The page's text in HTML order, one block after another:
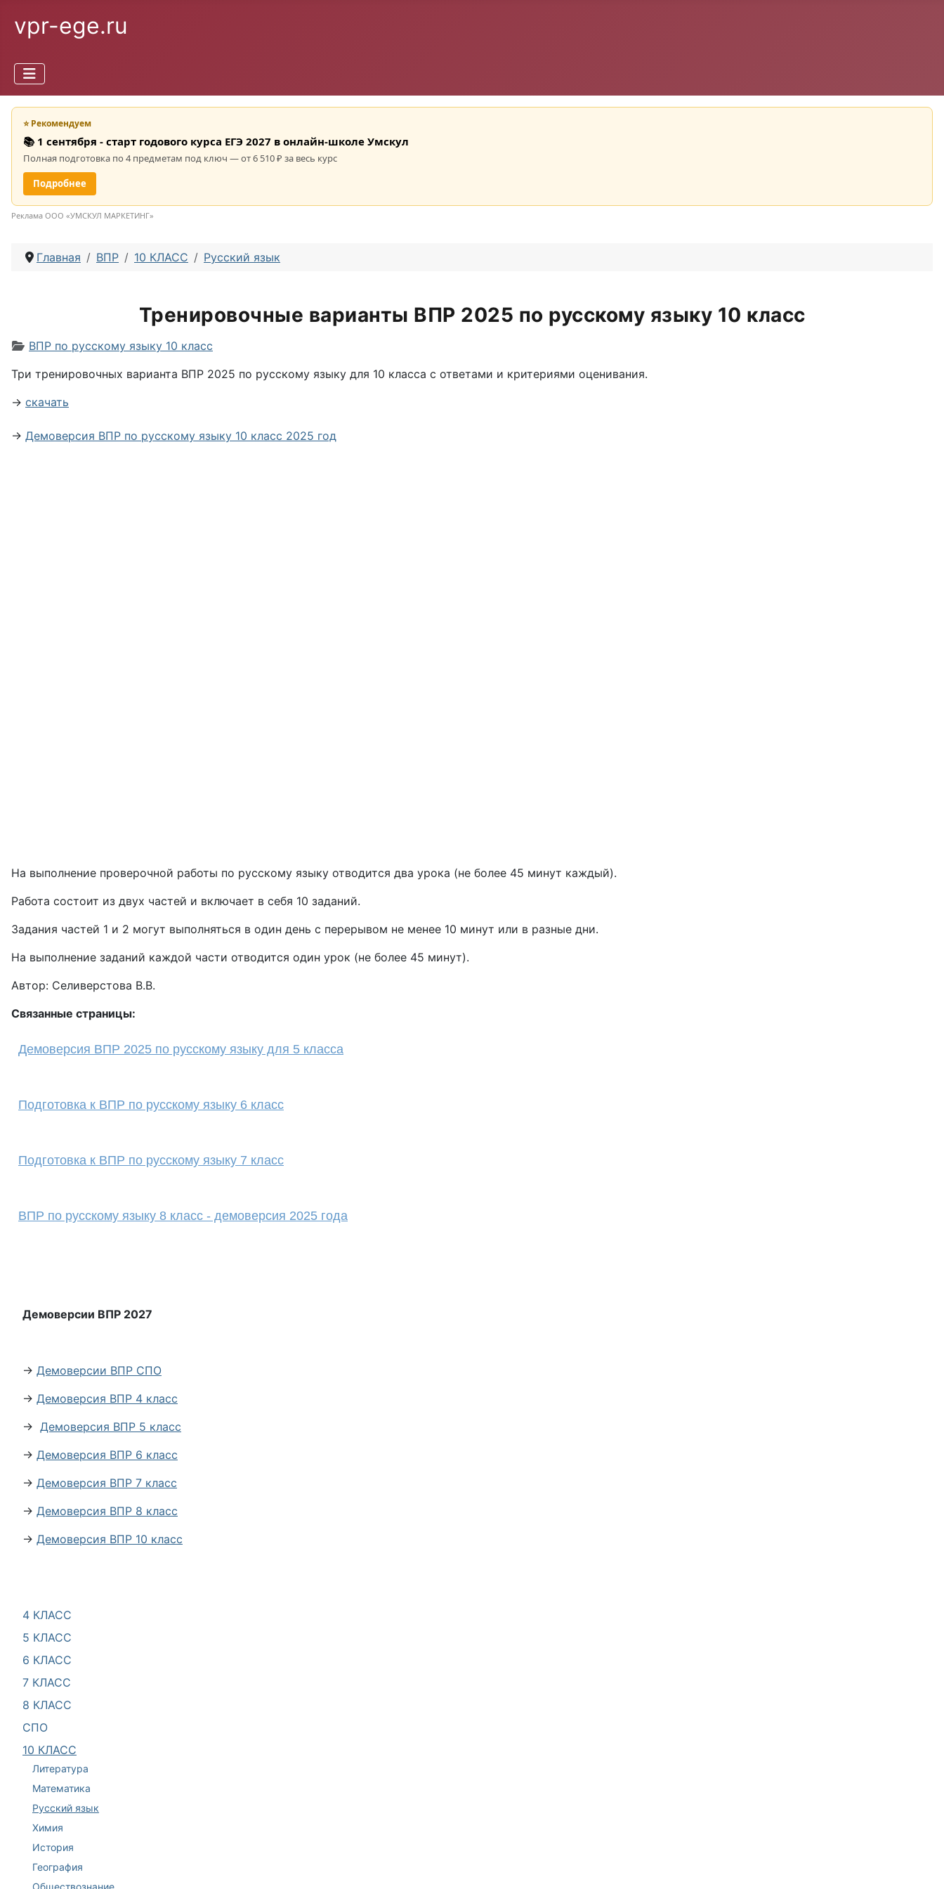
vpr-ege.ru
4 КЛАСС
5 КЛАСС
6 КЛАСС
7 КЛАСС
8 КЛАСС
СПО
10 КЛАСС
Литература
Математика
Русский язык
Химия
История
География
Обществознание
⭐ Рекомендуем
📚 1 сентября - старт годового курса ЕГЭ 2027 в онлайн-школе Умскул
Полная подготовка по 4 предметам под ключ — от 6 510 ₽ за весь курс
Подробнее
Реклама ООО «УМСКУЛ МАРКЕТИНГ»
Главная ВПР 10 КЛАСС Русский язык
Тренировочные варианты ВПР 2025 по русскому языку 10 класс
Информация о материале
ВПР по русскому языку 10 класс
Три тренировочных варианта ВПР 2025 по русскому языку для 10 класса с ответами и критериями оценивания.
→ скачать
→ Демоверсия ВПР по русскому языку 10 класс 2025 год
На выполнение проверочной работы по русскому языку отводится два урока (не более 45 минут каждый).
Работа состоит из двух частей и включает в себя 10 заданий.
Задания частей 1 и 2 могут выполняться в один день с перерывом не менее 10 минут или в разные дни.
На выполнение заданий каждой части отводится один урок (не более 45 минут).
Автор: Селиверстова В.В.
Связанные страницы:
Демоверсия ВПР 2025 по русскому языку для 5 класса
Подготовка к ВПР по русскому языку 6 класс
Подготовка к ВПР по русскому языку 7 класс
ВПР по русскому языку 8 класс - демоверсия 2025 года
Демоверсии ВПР 2027
→ Демоверсии ВПР СПО
→ Демоверсия ВПР 4 класс
→ Демоверсия ВПР 5 класс
→ Демоверсия ВПР 6 класс
→ Демоверсия ВПР 7 класс
→ Демоверсия ВПР 8 класс
→ Демоверсия ВПР 10 класс